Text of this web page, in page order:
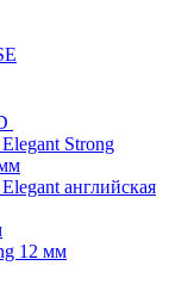
Strong
английская
12 мм